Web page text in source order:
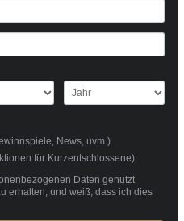
News, uvm.)
für Kurzentschlossene)
Daten genutzt
erhalten, und weiß, dass ich dies